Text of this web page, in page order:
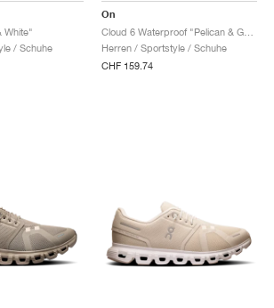
White"
/ Schuhe
On
Cloud 6 Waterproof "Pelican & Ghost"
Herren / Sportstyle / Schuhe
CHF 159.74